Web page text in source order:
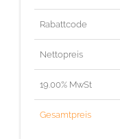
Rabattcode
Nettopreis
19.00% MwSt
Gesamtpreis